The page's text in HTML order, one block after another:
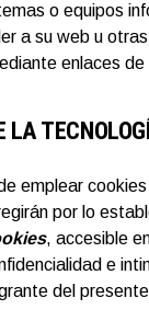
o equipos
a su web u
enlaces
LA
emplear
por lo
, accesible
e
del